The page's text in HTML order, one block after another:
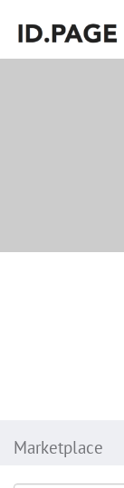
Marketplace